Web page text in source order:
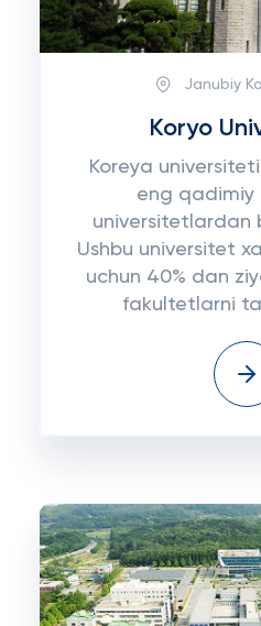
Janubiy
Koryo
Koreya
eng qadimiy
universitetlardan
Ushbu universitet
uchun 40% dan
fakultetlarni